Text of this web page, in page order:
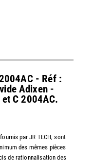
- Réf :
Adixen -
C 2004AC.
par JR TECH, sont
des mêmes pièces
de rationnalisation des